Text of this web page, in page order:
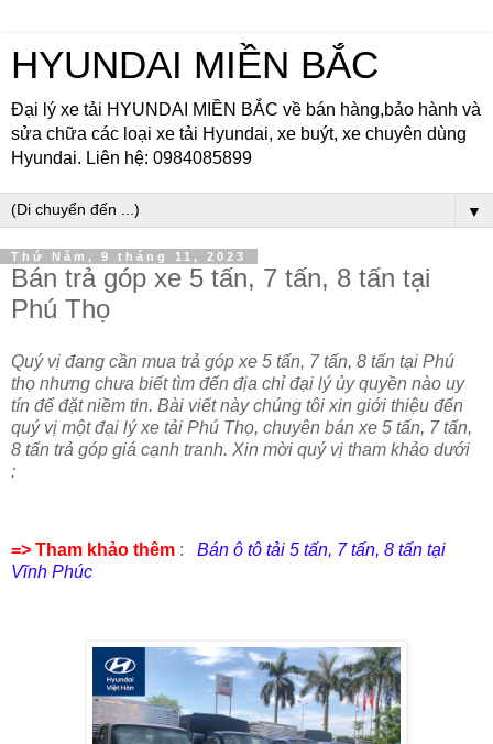
HYUNDAI MIỀN BẮC
Đại lý xe tải HYUNDAI MIỀN BẮC về bán hàng,bảo hành và
sửa chữa các loại xe tải Hyundai, xe buýt, xe chuyên dùng
Hyundai. Liên hệ: 0984085899
▼
Thứ Năm, 9 tháng 11, 2023
Bán trả góp xe 5 tấn, 7 tấn, 8 tấn tại
Phú Thọ
Quý vị đang cần mua trả góp xe 5 tấn, 7 tấn, 8 tấn tại Phú
thọ nhưng chưa biết tìm đến địa chỉ đại lý ủy quyền nào uy
tín để đặt niềm tin. Bài viết này chúng tôi xin giới thiệu đến
quý vị một đại lý xe tải Phú Thọ, chuyên bán xe 5 tấn, 7 tấn,
8 tấn trả góp giá cạnh tranh. Xin mời quý vị tham khảo dưới
:
=> Tham khảo thêm : Bán ô tô tải 5 tấn, 7 tấn, 8 tấn tại
Vĩnh Phúc